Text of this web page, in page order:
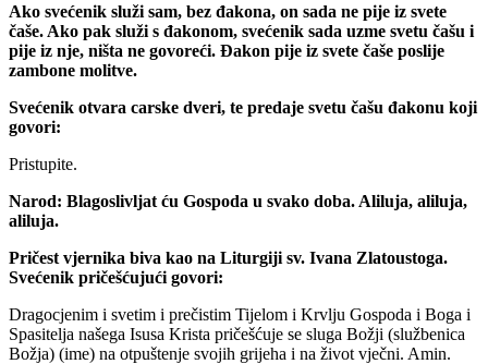
Ako svećenik služi sam, bez đakona, on sada ne pije iz svete
čaše. Ako pak služi s đakonom, svećenik sada uzme svetu čašu i
pije iz nje, ništa ne govoreći. Đakon pije iz svete čaše poslije
zambone molitve.
Svećenik otvara carske dveri, te predaje svetu čašu đakonu koji
govori:
Pristupite.
Narod: Blagoslivljat ću Gospoda u svako doba. Aliluja, aliluja,
aliluja.
Pričest vjernika biva kao na Liturgiji sv. Ivana Zlatoustoga.
Svećenik pričešćujući govori:
Dragocjenim i svetim i prečistim Tijelom i Krvlju Gospoda i Boga i
Spasitelja našega Isusa Krista pričešćuje se sluga Božji (službenica
Božja) (ime) na otpuštenje svojih grijeha i na život vječni. Amin.